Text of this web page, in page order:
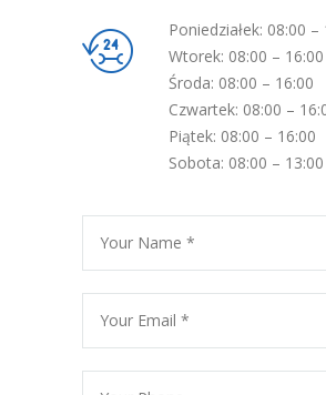
Poniedziałek: 08:00 –
Wtorek: 08:00 – 16:00
Środa: 08:00 – 16:00
Czwartek: 08:00 –
Piątek: 08:00 – 16:00
Sobota: 08:00 – 13:00